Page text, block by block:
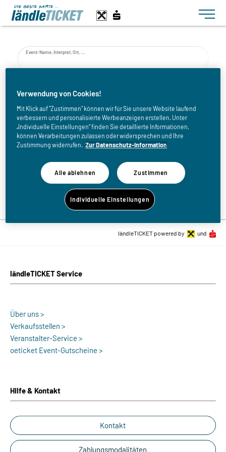
Toggle
Event-Name, Interpret, Ort, ...
bis
Zurück zur Eventliste
ländleTICKET Service
Über uns >
Verkaufsstellen >
Veranstalter-Service >
oeticket Event-Gutscheine >
Hilfe & Kontakt
Kontakt
Zahlungsmodalitäten
ländleTICKET powered by und
Verwendung von Cookies!
Mit Klick auf "Zustimmen" können wir für Sie unsere Website laufend
verbessern und personalisierte Werbeanzeigen erstellen. Unter
„Individuelle Einstellungen“ finden Sie detaillierte Informationen,
können Verarbeitungen zulassen oder widersprechen und Ihre
Zustimmung widerrufen. Zur Datenschutz-Information
Alle ablehnen Zustimmen
Individuelle Einstellungen